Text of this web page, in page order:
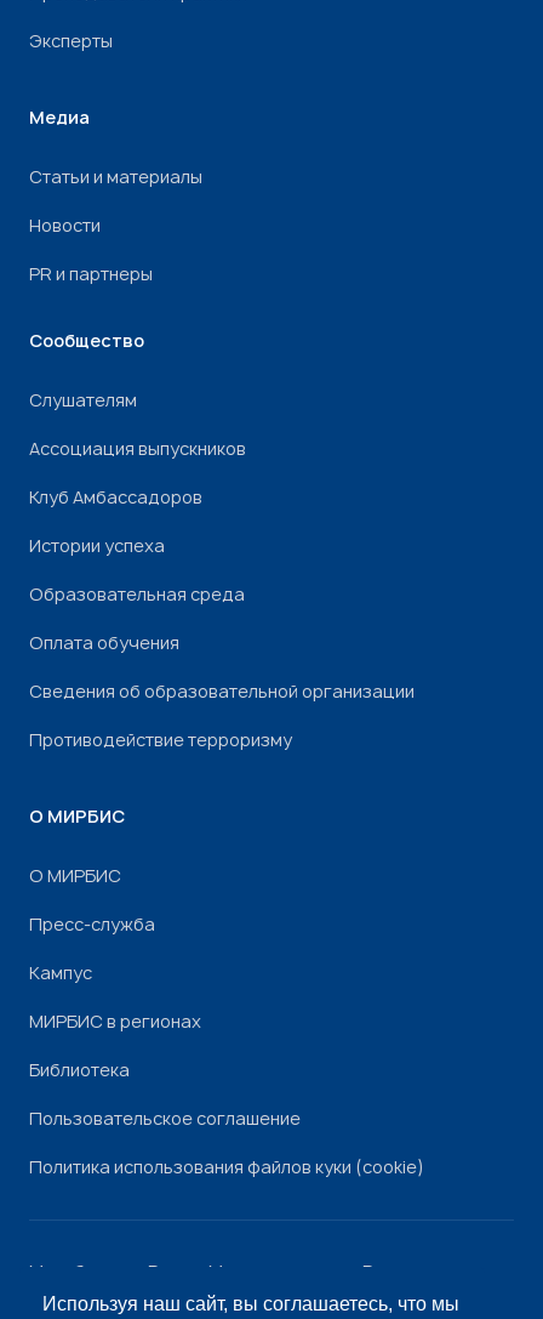
Используя наш сайт, вы соглашаетесь, что мы
Эксперты
Медиа
Статьи и материалы
Новости
PR и партнеры
Сообщество
Слушателям
Ассоциация выпускников
Клуб Амбассадоров
Истории успеха
Образовательная среда
Оплата обучения
Сведения об образовательной организации
Противодействие терроризму
О МИРБИС
О МИРБИС
Пресс-служба
Кампус
МИРБИС в регионах
Библиотека
Пользовательское соглашение
Политика использования файлов куки (cookie)
Минобрнауки России Минпросвещения России
РоскомнадзорРособрнадзор